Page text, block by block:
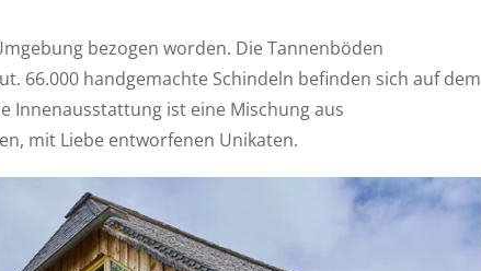
bezogen worden. Die Tannenböden
66.000 handgemachte Schindeln befinden sich auf dem
Innenausstattung ist eine Mischung aus
mit Liebe entworfenen Unikaten.